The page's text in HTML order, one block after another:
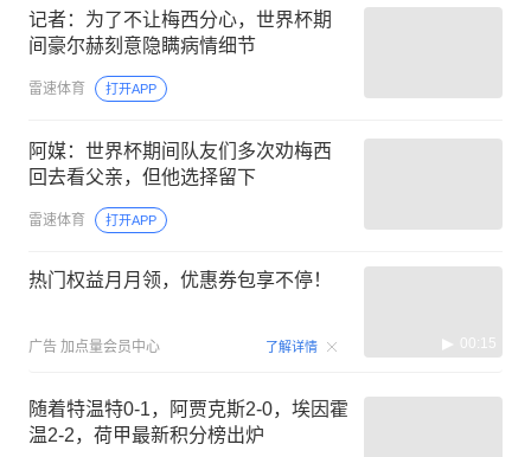
记者：为了不让梅西分心，世界杯期
间豪尔赫刻意隐瞒病情细节
雷速体育 打开APP
阿媒：世界杯期间队友们多次劝梅西
回去看父亲，但他选择留下
雷速体育 打开APP
热门权益月月领，优惠券包享不停！
广告 加点量会员中心 了解详情 00:15
随着特温特0-1，阿贾克斯2-0，埃因霍
温2-2，荷甲最新积分榜出炉